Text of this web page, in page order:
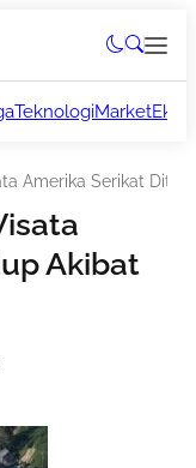
TeknologiMarket
Amerika Serikat
Akibat